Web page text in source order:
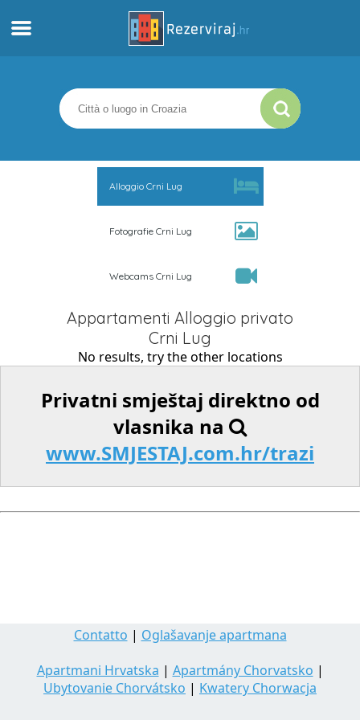
Appartamenti
Informazioni turistiche
Alloggio Crni Lug
Fotografie Crni Lug
Webcams Crni Lug
Appartamenti Alloggio privato
Crni Lug
No results, try the other locations
Privatni smještaj direktno od
vlasnika na
www.SMJESTAJ.com.hr/trazi
Contatto | Oglašavanje apartmana
Apartmani Hrvatska | Apartmány Chorvatsko |
Ubytovanie Chorvátsko | Kwatery Chorwacja